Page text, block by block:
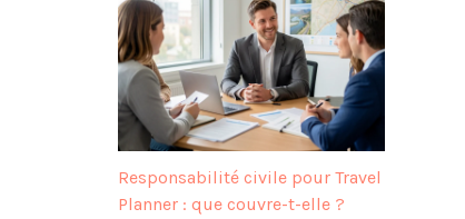
Responsabilité civile pour Travel
Planner : que couvre-t-elle ?